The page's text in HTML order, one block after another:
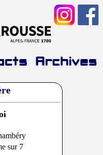
Archives
sur 7